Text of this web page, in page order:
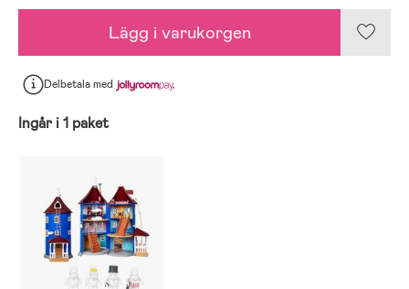
Lägg i varukorgen
Delbetalamed
Ingår i 1 paket